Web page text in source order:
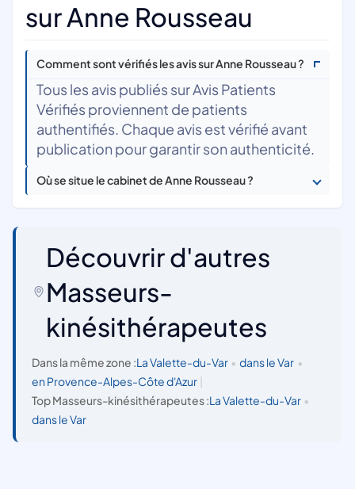
sur Anne Rousseau
Comment sont vérifiés les avis sur Anne Rousseau ?
Tous les avis publiés sur Avis Patients
Vérifiés proviennent de patients
authentifiés. Chaque avis est vérifié avant
publication pour garantir son authenticité.
Où se situe le cabinet de Anne Rousseau ?
Découvrir d'autres
Masseurs-
kinésithérapeutes
Dans la même zone :La Valette-du-Var • dans le Var •
en Provence-Alpes-Côte d'Azur
Top Masseurs-kinésithérapeutes :La Valette-du-Var •
dans le Var